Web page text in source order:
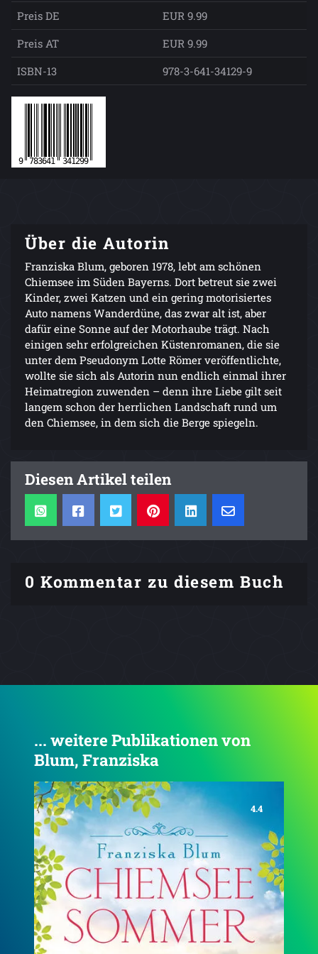
Preis DE
EUR 9.99
Preis AT
EUR 9.99
ISBN-13
978-3-641-34129-9
Über die Autorin
Franziska Blum, geboren 1978, lebt am schönen
Chiemsee im Süden Bayerns. Dort betreut sie zwei
Kinder, zwei Katzen und ein gering motorisiertes
Auto namens Wanderdüne, das zwar alt ist, aber
dafür eine Sonne auf der Motorhaube trägt. Nach
einigen sehr erfolgreichen Küstenromanen, die sie
unter dem Pseudonym Lotte Römer veröffentlichte,
wollte sie sich als Autorin nun endlich einmal ihrer
Heimatregion zuwenden – denn ihre Liebe gilt seit
langem schon der herrlichen Landschaft rund um
den Chiemsee, in dem sich die Berge spiegeln.
Diesen Artikel teilen
0 Kommentar zu diesem Buch
... weitere Publikationen von
Blum, Franziska
4.4